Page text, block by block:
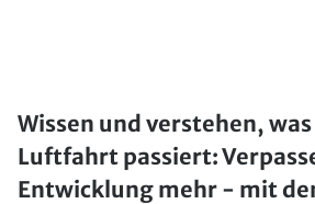
Wissen und verstehen,
Luftfahrt passiert:
Entwicklung mehr - mit